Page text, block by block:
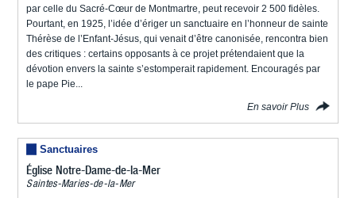
par celle du Sacré-Cœur de Montmartre, peut recevoir 2 500 fidèles.
Pourtant, en 1925, l’idée d’ériger un sanctuaire en l’honneur de sainte
Thérèse de l’Enfant-Jésus, qui venait d’être canonisée, rencontra bien
des critiques : certains opposants à ce projet prétendaient que la
dévotion envers la sainte s’estomperait rapidement. Encouragés par
le pape Pie...
En savoir Plus
Sanctuaires
Église Notre-Dame-de-la-Mer
Saintes-Maries-de-la-Mer